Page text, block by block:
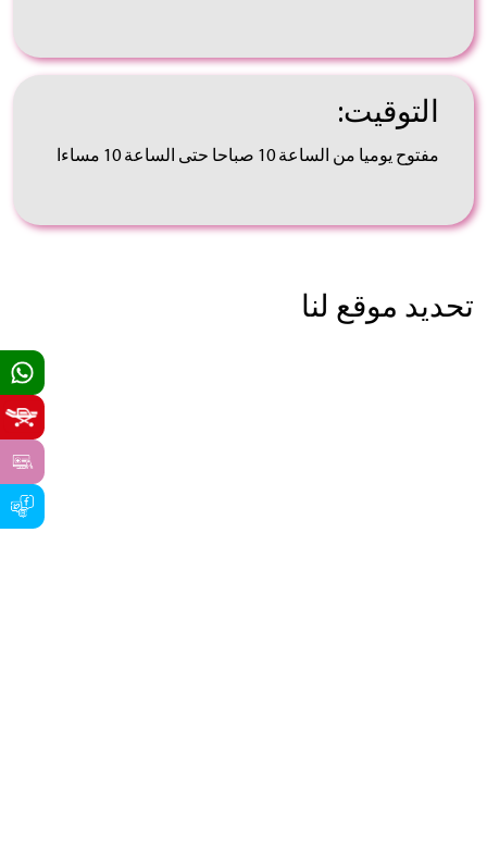
التوقيت:
مفتوح يوميا من الساعة 10 صباحا حتى الساعة 10 مساءا
تحديد موقع لنا